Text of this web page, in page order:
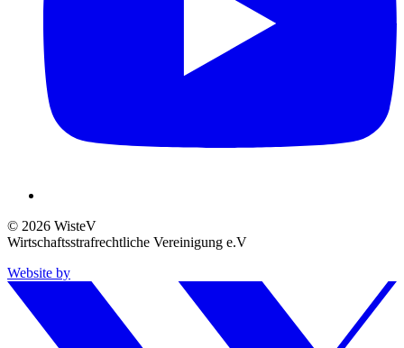
© 2026 WisteV
Wirtschaftsstrafrechtliche Vereinigung e.V
Website by